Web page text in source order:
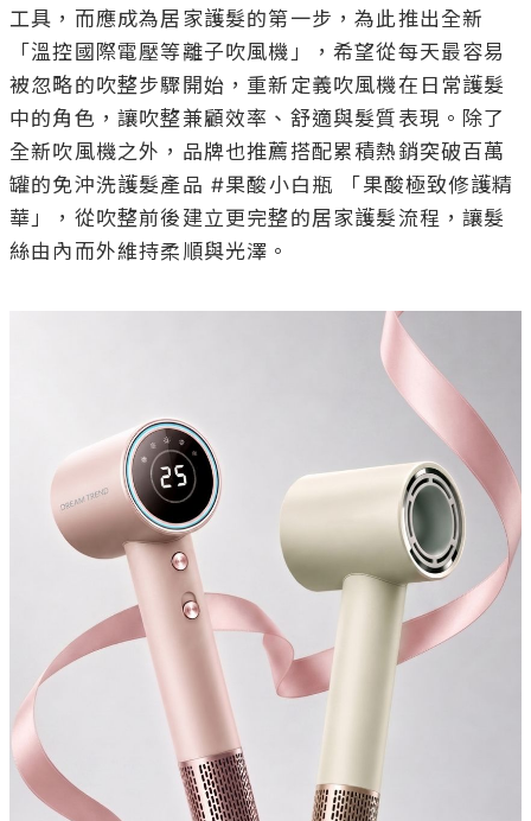
工具，而應成為居家護髮的第一步，為此推出全新
「溫控國際電壓等離子吹風機」，希望從每天最容易
被忽略的吹整步驟開始，重新定義吹風機在日常護髮
中的角色，讓吹整兼顧效率、舒適與髮質表現。除了
全新吹風機之外，品牌也推薦搭配累積熱銷突破百萬
罐的免沖洗護髮產品 #果酸小白瓶 「果酸極致修護精
華」，從吹整前後建立更完整的居家護髮流程，讓髮
絲由內而外維持柔順與光澤。